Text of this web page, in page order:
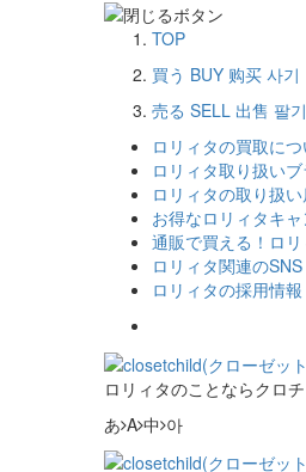
TOP
買う BUY 购买 사기
売る SELL 出售 팔기
ロリィタの買取に
ロリィタ取り扱い
ロリィタの取り扱
お得なロリィタキ
通販で買える！ロ
ロリィタ関連のSNS
ロリィタの採用情報
ロリィタのことならクロ
あ A 中 아